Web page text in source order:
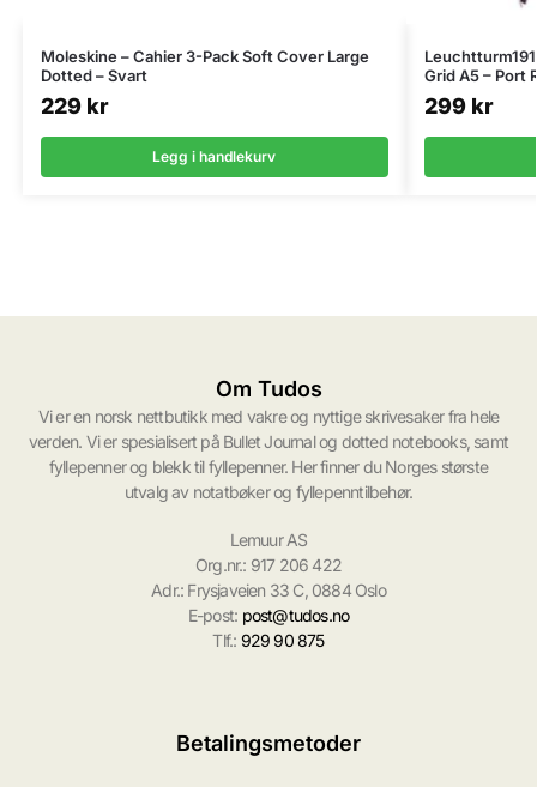
Moleskine – Cahier 3-Pack Soft Cover Large
Dotted – Svart
229 kr
Legg i handlekurv
Grid A5 – Port
299 kr
Om Tudos
Vi er en norsk nettbutikk med vakre og nyttige skrivesaker fra hele
verden. Vi er spesialisert på Bullet Journal og dotted notebooks, samt
fyllepenner og blekk til fyllepenner. Her finner du Norges største
utvalg av notatbøker og fyllepenntilbehør.
Lemuur AS
Org.nr.: 917 206 422
Adr.: Frysjaveien 33 C, 0884 Oslo
E-post: post@tudos.no
Tlf.: 929 90 875
Betalingsmetoder